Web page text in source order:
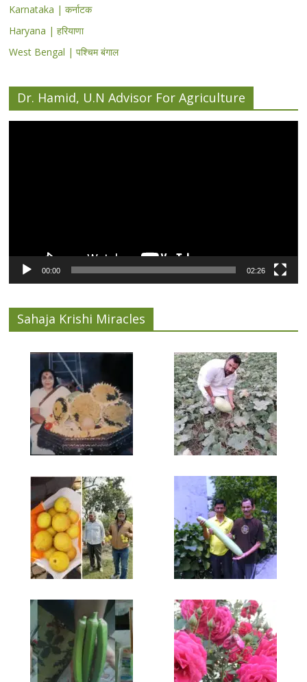
Karnataka | कर्नाटक
Haryana | हरियाणा
West Bengal | पश्चिम बंगाल
Dr. Hamid, U.N Advisor For Agriculture
00:00 02:26
Sahaja Krishi Miracles